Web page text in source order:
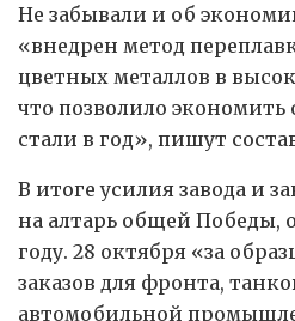
Не забывали и об
«внедрен метод
цветных металлов в
что позволило экономить
стали в год», пишут
В итоге усилия завода и
на алтарь общей Победы,
году. 28 октября «за
заказов для фронта,
автомобильной